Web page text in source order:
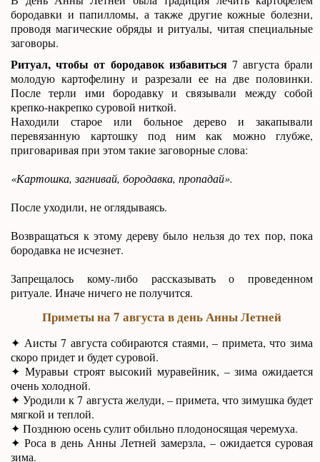
бородавки и папилломы, а также другие кожные болезни,
проводя магические обряды и ритуалы, читая специальные
заговоры.
Ритуал, чтобы от бородавок избавиться7 августа брали
молодую картофелину и разрезали ее на две половинки.
После терли ими бородавку и связывали между собой
крепко-накрепко суровой ниткой.
Находили старое или больное дерево и закапывали
перевязанную картошку под ним как можно глубже,
приговаривая при этом такие заговорные слова:
«Картошка, загнивай, бородавка, пропадай».
После уходили, не оглядываясь.
Возвращаться к этому дереву было нельзя до тех пор, пока
бородавка не исчезнет.
Запрещалось кому-либо рассказывать о проведенном
ритуале. Иначе ничего не получится.
Приметы на 7 августа в день Анны Летней
✦ Аисты 7 августа собираются стаями, – примета, что зима
скоро придет и будет суровой.
✦ Муравьи строят высокий муравейник, – зима ожидается
очень холодной.
✦ Уродили к 7 августа желуди, – примета, что зимушка будет
мягкой и теплой.
✦ Позднюю осень сулит обильно плодоносящая черемуха.
✦ Роса в день Анны Летней замерзла, – ожидается суровая
зима.